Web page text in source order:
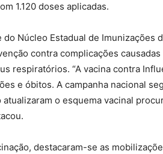
1.120 doses aplicadas.
Núcleo Estadual de Imunizações
contra complicações
respiratórios. “A vacina contra
e óbitos. A campanha nacional
atualizaram o esquema vacinal
destacaram-se as